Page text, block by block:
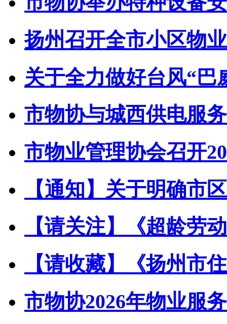
扬州召开全市小区物
关于全力做好台风“巴
市物协与城西供电服
市物业管理协会召开
【通知】关于明确市
【请关注】《超龄劳
【请收藏】《扬州市
市物协2026年物业服